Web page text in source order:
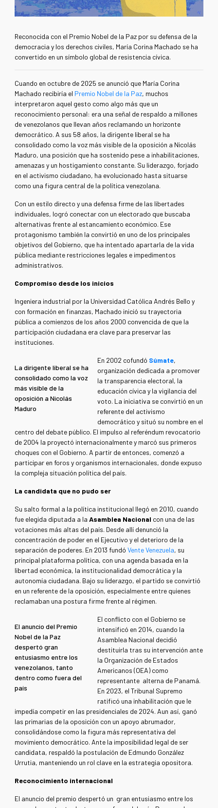
Reconocida con el Premio Nobel de la Paz por su defensa de la
democracia y los derechos civiles, María Corina Machado se ha
convertido en un símbolo global de resistencia cívica.
Cuando en octubre de 2025 se anunció que María Corina
Machado recibiría el Premio Nobel de la Paz, muchos
interpretaron aquel gesto como algo más que un
reconocimiento personal: era una señal de respaldo a millones
de venezolanos que llevan años reclamando un horizonte
democrático. A sus 58 años, la dirigente liberal se ha
consolidado como la voz más visible de la oposición a Nicolás
Maduro, una posición que ha sostenido pese a inhabilitaciones,
amenazas y un hostigamiento constante. Su liderazgo, forjado
en el activismo ciudadano, ha evolucionado hasta situarse
como una figura central de la política venezolana.
Con un estilo directo y una defensa firme de las libertades
individuales, logró conectar con un electorado que buscaba
alternativas frente al estancamiento económico. Ese
protagonismo también la convirtió en uno de los principales
objetivos del Gobierno, que ha intentado apartarla de la vida
pública mediante restricciones legales e impedimentos
administrativos.
Compromiso desde los inicios
Ingeniera industrial por la Universidad Católica Andrés Bello y
con formación en finanzas, Machado inició su trayectoria
pública a comienzos de los años 2000 convencida de que la
participación ciudadana era clave para preservar las
instituciones.
La dirigente liberal se ha
consolidado como la voz
más visible de la
oposición a Nicolás
Maduro
En 2002 cofundó Súmate,
organización dedicada a promover
la transparencia electoral, la
educación cívica y la vigilancia del
voto. La iniciativa se convirtió en un
referente del activismo
democrático y situó su nombre en el
centro del debate público. El impulso al referéndum revocatorio
de 2004 la proyectó internacionalmente y marcó sus primeros
choques con el Gobierno. A partir de entonces, comenzó a
participar en foros y organismos internacionales, donde expuso
la compleja situación política del país.
La candidata que no pudo ser
Su salto formal a la política institucional llegó en 2010, cuando
fue elegida diputada a la Asamblea Nacional con una de las
votaciones más altas del país. Desde allí denunció la
concentración de poder en el Ejecutivo y el deterioro de la
separación de poderes. En 2013 fundó Vente Venezuela, su
principal plataforma política, con una agenda basada en la
libertad económica, la institucionalidad democrática y la
autonomía ciudadana. Bajo su liderazgo, el partido se convirtió
en un referente de la oposición, especialmente entre quienes
reclamaban una postura firme frente al régimen.
El anuncio del Premio
Nobel de la Paz
despertó gran
entusiasmo entre los
venezolanos, tanto
dentro como fuera del
país
El conflicto con el Gobierno se
intensificó en 2014, cuando la
Asamblea Nacional decidió
destituirla tras su intervención ante
la Organización de Estados
Americanos (OEA) como
representante alterna de Panamá.
En 2023, el Tribunal Supremo
ratificó una inhabilitación que le
impedía competir en las presidenciales de 2024. Aun así, ganó
las primarias de la oposición con un apoyo abrumador,
consolidándose como la figura más representativa del
movimiento democrático. Ante la imposibilidad legal de ser
candidata, respaldó la postulación de Edmundo González
Urrutia, manteniendo un rol clave en la estrategia opositora.
Reconocimiento internacional
El anuncio del premio despertó un gran entusiasmo entre los